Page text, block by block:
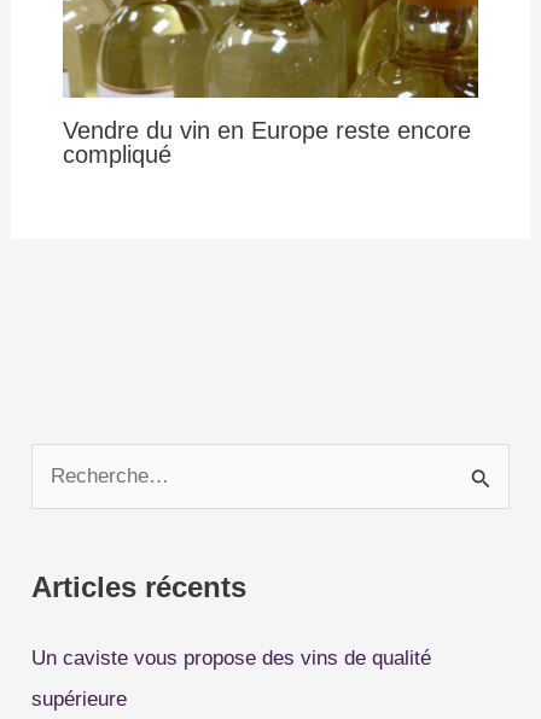
Vendre du vin en Europe reste encore
compliqué
e
h
r
c
Articles récents
Un caviste vous propose des vins de qualité
supérieure